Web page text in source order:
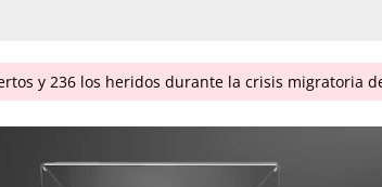
y 236 los heridos durante la crisis migratoria